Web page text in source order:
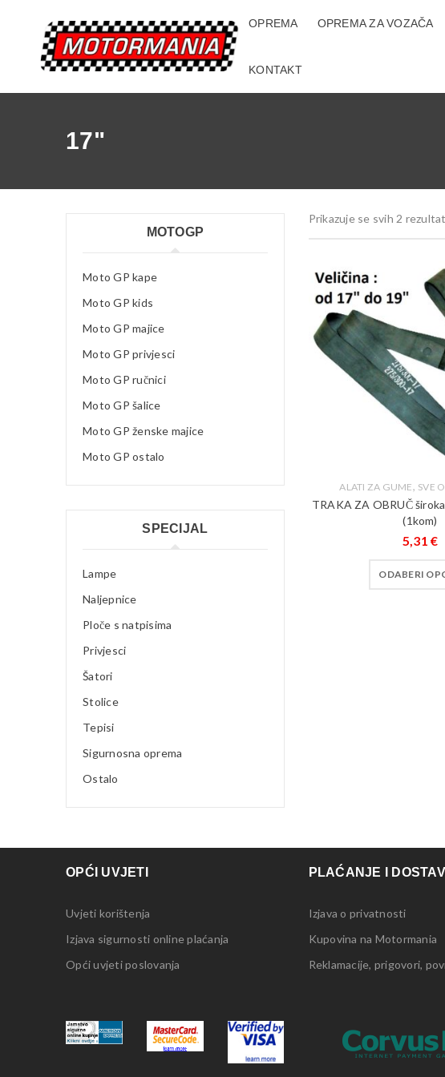
OPREMA OPREMA ZA VOZAČA
KONTAKT
17"
MOTOGP
Moto GP kape
Moto GP kids
Moto GP majice
Moto GP privjesci
Moto GP ručnici
Moto GP šalice
Moto GP ženske majice
Moto GP ostalo
SPECIJAL
Lampe
Naljepnice
Ploče s natpisima
Privjesci
Šatori
Stolice
Tepisi
Sigurnosna oprema
Ostalo
Prikazuje se svih 2
ALATI ZA GUME, SVE
TRAKA ZA OBRUČ
(1kom)
5,31€
ODABERI
OPĆI UVJETI
Uvjeti korištenja
Izjava sigurnosti online plaćanja
Opći uvjeti poslovanja
PLAĆANJE I
Izjava o privatnosti
Kupovina na Motormania
Reklamacije, prigovori,